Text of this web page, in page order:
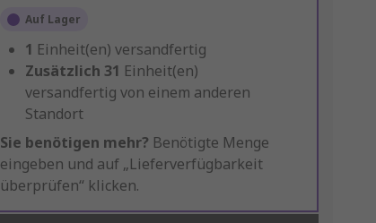
Auf Lager
1 Einheit(en) versandfertig
Zusätzlich 31 Einheit(en)
versandfertig von einem anderen
Standort
Sie benötigen mehr? Benötigte Menge
eingeben und auf „Lieferverfügbarkeit
überprüfen“ klicken.